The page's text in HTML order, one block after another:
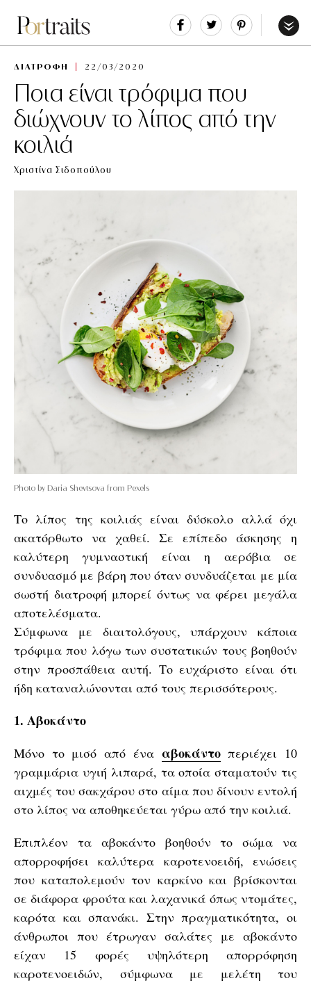
Share Tweet
ΔΙΑΤΡΟΦΗ 22/03/2020
Ποια είναι τρόφιμα που
διώχνουν το λίπος από την
κοιλιά
Χριστίνα Σιδοπούλου
Photo by Daria Shevtsova from Pexels
Το λίπος της κοιλιάς είναι δύσκολο αλλά όχι
ακατόρθωτο να χαθεί. Σε επίπεδο άσκησης η
καλύτερη γυμναστική είναι η αερόβια σε
συνδυασμό με βάρη που όταν συνδυάζεται με μία
σωστή διατροφή μπορεί όντως να φέρει μεγάλα
αποτελέσματα.
Σύμφωνα με διαιτολόγους, υπάρχουν κάποια
τρόφιμα που λόγω των συστατικών τους βοηθούν
στην προσπάθεια αυτή. Το ευχάριστο είναι ότι
ήδη καταναλώνονται από τους περισσότερους.
1. Αβοκάντο
Μόνο το μισό από ένα αβοκάντοπεριέχει 10
γραμμάρια υγιή λιπαρά, τα οποία σταματούν τις
αιχμές του σακχάρου στο αίμα που δίνουν εντολή
στο λίπος να αποθηκεύεται γύρω από την κοιλιά.
Επιπλέον τα αβοκάντο βοηθούν το σώμα να
απορροφήσει καλύτερα καροτενοειδή, ενώσεις
που καταπολεμούν τον καρκίνο και βρίσκονται
σε διάφορα φρούτα και λαχανικά όπως ντομάτες,
καρότα και σπανάκι. Στην πραγματικότητα, οι
άνθρωποι που έτρωγαν σαλάτες με αβοκάντο
είχαν 15 φορές υψηλότερη απορρόφηση
καροτενοειδών, σύμφωνα με μελέτη του